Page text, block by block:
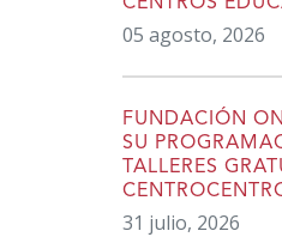
05 agosto, 2026
FUNDACIÓN
SU
TALLERES
31 julio, 2026